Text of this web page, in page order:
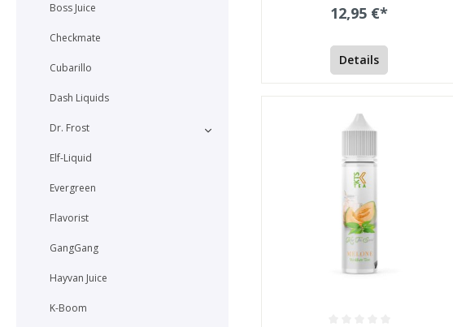
Boss Juice
Checkmate
Cubarillo
Dash Liquids
Dr. Frost
Elf-Liquid
Evergreen
Flavorist
GangGang
Hayvan Juice
K-Boom
12,95 €*
Details